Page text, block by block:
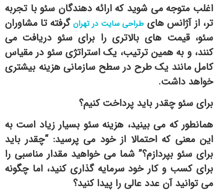
اغلب متوجه می شوید که ارائه دهندگان سئو با تجربه
تر، از آژانس های طراحی سایت در تهران گرفته تا مشاوران
سئو، قیمت های بالاتری را برای سئو دریافت می
کنند، و به همین ترتیب، یک استراتژی سئو در مقیاس
کامل مانند یک طرح در سطح سازمانی هزینه بیشتری
خواهد داشت.
برای سئو چقدر باید پرداخت کنیم؟
همانطور که می بینید، هزینه سئو بسیار زیاد است به
این معنی که احتمالا از خود می پرسید: “چقدر باید
برای سئو بپردازم؟” شما می خواهید مقدار مناسبی را
برای کسب و کار خود سرمایه گذاری کنید، اما چگونه
می توانید آن عدد عالی را پیدا کنید؟